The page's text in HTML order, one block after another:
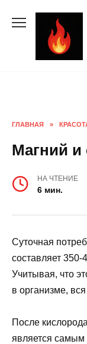
ГЛАВНАЯ »
Магний и
НА ЧТЕНИЕ
6 мин.
Суточная
составляет
Учитывая, что
в организме,
После
является